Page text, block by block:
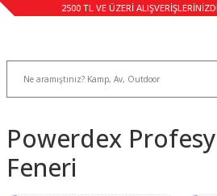
2500 TL VE ÜZERİ
Powerdex
Feneri